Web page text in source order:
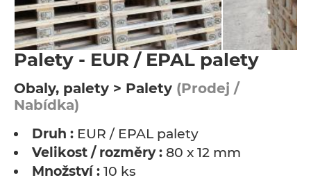
Palety - EUR / EPAL palety
Obaly, palety > Palety (Prodej /
Nabídka)
Druh : EUR / EPAL palety
Velikost / rozměry : 80 x 12 mm
Množství : 10 ks